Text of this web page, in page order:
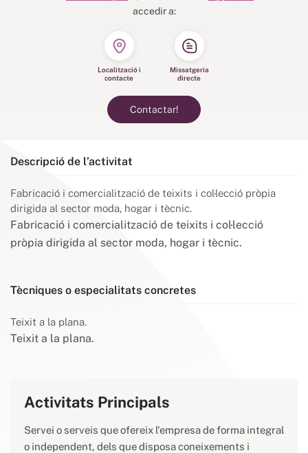
accedir a:
Localització i
contacte
Missatgeria
directe
Contactar!
Descripció de l’activitat
Fabricació i comercialització de teixits i col·lecció pròpia
dirigida al sector moda, hogar i tècnic.
Fabricació i comercialització de teixits i col·lecció
pròpia dirigida al sector moda, hogar i tècnic.
Tècniques o especialitats concretes
Teixit a la plana.
Teixit a la plana.
Activitats Principals
Servei o serveis que ofereix l'empresa de forma integral
o independent, dels que disposa coneixements i